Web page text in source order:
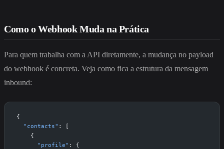
Como o Webhook Muda na Prática
Para quem trabalha com a API diretamente, a mudança no payload
do webhook é concreta. Veja como fica a estrutura da mensagem
inbound:
{
  "contacts"
: [
    {
      "profile"
: {